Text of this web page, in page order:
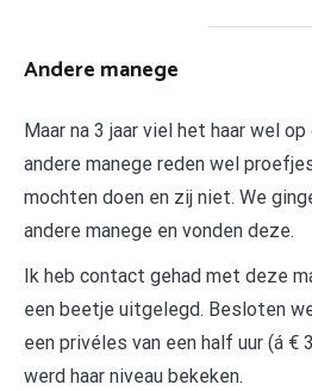
Andere manege
Maar na 3 jaar viel het haar wel
andere manege reden wel
mochten doen en zij niet. We
andere manege en vonden deze.
Ik heb contact gehad met deze
een beetje uitgelegd. Besloten
een privéles van een half uur (á €
werd haar niveau bekeken.